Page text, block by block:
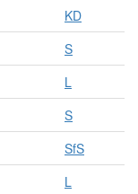
KD
S
L
S
SfS
L